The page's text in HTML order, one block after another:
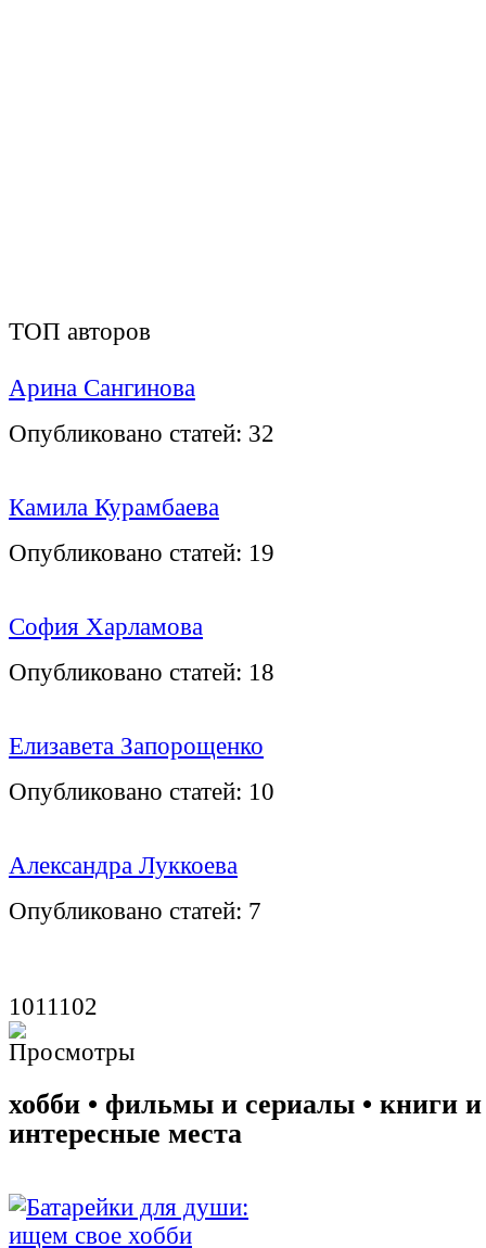
ТОП авторов
Арина Сангинова
Опубликовано статей: 32
Камила Курамбаева
Опубликовано статей: 19
София Харламова
Опубликовано статей: 18
Елизавета Запорощенко
Опубликовано статей: 10
Александра Луккоева
Опубликовано статей: 7
1011102
хобби • фильмы и сериалы • книги и
интересные места